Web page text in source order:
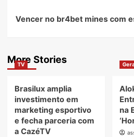
Vencer no br4bet mines com
More Stories
TV
Brasilux amplia
investimento em
marketing esportivo
e fecha parceria com
a CazéTV
na